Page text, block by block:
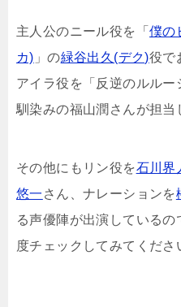
主人公のニール役を「 僕の
カ) 」の緑谷出久(デク)役で
アイラ役を「反逆のルル
馴染みの福山潤さんが担当
その他にもリン役を石川界
悠一 さん、ナレーションを
る声優陣が出演している
度チェックしてみてくださ